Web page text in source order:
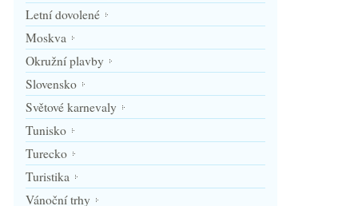
Letní dovolené
Moskva
Okružní plavby
Slovensko
Světové karnevaly
Tunisko
Turecko
Turistika
Vánoční trhy